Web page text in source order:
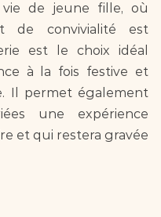
de jeune fille, où
de convivialité est
est le choix idéal
à la fois festive et
Il permet également
une expérience
et qui restera gravée